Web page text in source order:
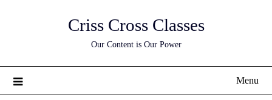
Criss Cross Classes
Our Content is Our Power
Menu